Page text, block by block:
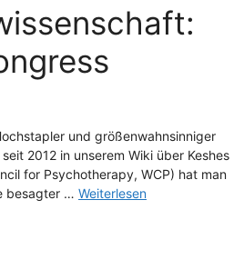
und größenwahnsinniger
2012 in unserem Wiki über Keshes
for Psychotherapy, WCP) hat man
besagter … Weiterlesen